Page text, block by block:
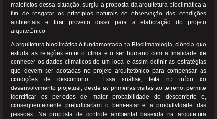
malefícios dessa situação, surgiu a proposta da arquitetura bioclimática a
fim de resgatar os princípios naturais de observação das condições
ambientais e tirar proveito disso para a elaboração do projeto
arquitetônico.
A arquitetura bioclimática é fundamentada na Bioclimatologia, ciência que
estuda as relações entre o clima e o ser humano com a finalidade de
conhecer os dados climáticos de um local e assim definir as estratégias
que devem ser adotadas no projeto arquitetônico para compensar as
condições de desconforto. Essa análise, feita no início do
desenvolvimento projetual, desde as primeiras visitas ao terreno, permite
identificar os períodos de maior probabilidade de desconforto e,
consequentemente prejudicariam o bem-estar e a produtividade das
pessoas. Na proposta de controle ambiental baseada na arquitetura